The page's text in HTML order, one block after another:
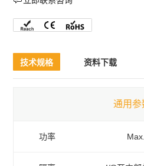
技术规格 资料下载
通用参
功率